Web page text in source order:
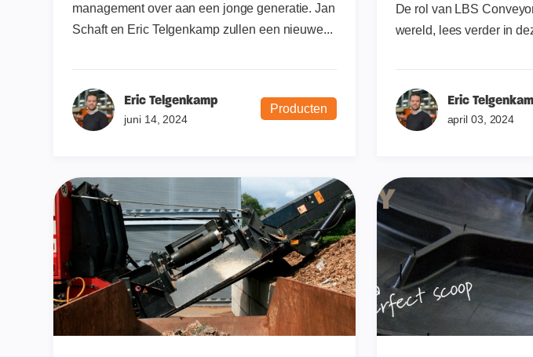
management over aan een jonge generatie. Jan
Schaft en Eric Telgenkamp zullen een nieuwe...
Eric Telgenkamp
juni 14, 2024
Producten
De rol van LBS
wereld, lees verder in
Eric
april 03, 2024